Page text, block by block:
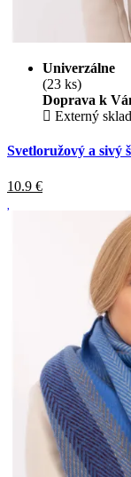
Univerzálne
(23 ks)
Doprava k
Externý
Svetloružový a sivý
10.9 €